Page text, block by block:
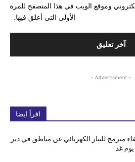
وموقع الويب في هذا المتصفح للمرة
الأولى التي أعلق فيها.
- Advertisment -
اقرأ ايضا
مبرمج للتيار الكهربائي عن مناطق في دير
يوم غد